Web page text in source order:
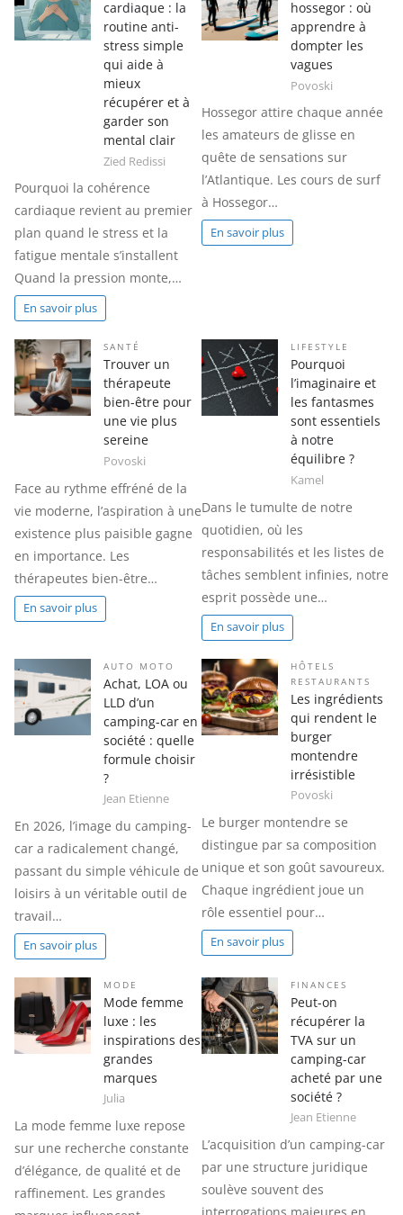
cardiaque : la
routine anti-
stress simple
qui aide à
mieux
récupérer et à
garder son
mental clair
Zied Redissi
Pourquoi la cohérence
cardiaque revient au premier
plan quand le stress et la
fatigue mentale s’installent
Quand la pression monte,…
En savoir plus
hossegor : où
apprendre à
dompter les
vagues
Povoski
Hossegor attire chaque année
les amateurs de glisse en
quête de sensations sur
l’Atlantique. Les cours de surf
à Hossegor…
En savoir plus
SANTÉ
Trouver un
thérapeute
bien-être pour
une vie plus
sereine
Povoski
Face au rythme effréné de la
vie moderne, l’aspiration à une
existence plus paisible gagne
en importance. Les
thérapeutes bien-être…
En savoir plus
LIFESTYLE
Pourquoi
l’imaginaire et
les fantasmes
sont essentiels
à notre
équilibre ?
Kamel
Dans le tumulte de notre
quotidien, où les
responsabilités et les listes de
tâches semblent infinies, notre
esprit possède une…
En savoir plus
AUTO MOTO
Achat, LOA ou
LLD d’un
camping-car en
société : quelle
formule choisir
?
Jean Etienne
En 2026, l’image du camping-
car a radicalement changé,
passant du simple véhicule de
loisirs à un véritable outil de
travail…
En savoir plus
HÔTELS
RESTAURANTS
Les ingrédients
qui rendent le
burger
montendre
irrésistible
Povoski
Le burger montendre se
distingue par sa composition
unique et son goût savoureux.
Chaque ingrédient joue un
rôle essentiel pour…
En savoir plus
MODE
Mode femme
luxe : les
inspirations des
grandes
marques
Julia
La mode femme luxe repose
sur une recherche constante
d’élégance, de qualité et de
raffinement. Les grandes
FINANCES
Peut-on
récupérer la
TVA sur un
camping-car
acheté par une
société ?
Jean Etienne
L’acquisition d’un camping-car
par une structure juridique
soulève souvent des